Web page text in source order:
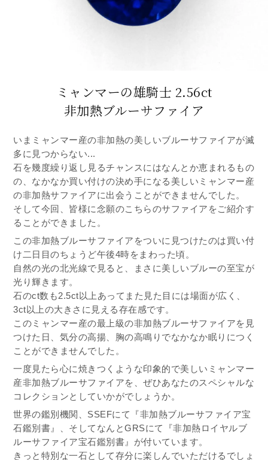
ミャンマーの雄騎士 2.56ct
非加熱ブルーサファイア
いまミャンマー産の非加熱の美しいブルーサファイアが滅
多に見つからない...
石を幾度繰り返し見るチャンスにはなんとか恵まれるもの
の、なかなか買い付けの決め手になる美しいミャンマー産
の非加熱サファイアに出会うことができませんでした。
そして今回、皆様に念願のこちらのサファイアをご紹介す
ることができました。
この非加熱ブルーサファイアをついに見つけたのは買い付
け二日目のちょうど午後4時をまわった頃。
自然の光の北光線で見ると、まさに美しいブルーの至宝が
光り輝きます。
石のct数も2.5ct以上あってまた見た目には場面が広く、
3ct以上の大きさに見える存在感です。
このミャンマー産の最上級の非加熱ブルーサファイアを見
つけた日、気分の高揚、胸の高鳴りでなかなか眠りにつく
ことができませんでした。
一度見たら心に焼きつくような印象的で美しいミャンマー
産非加熱ブルーサファイアを、ぜひあなたのスペシャルな
コレクションとしていかがでしょうか。
世界の鑑別機関、SSEFにて『非加熱ブルーサファイア宝
石鑑別書』、そしてなんとGRSにて『非加熱ロイヤルブ
ルーサファイア宝石鑑別書』が付いています。
きっと特別な一石として存分に楽しんでいただけるでしょ